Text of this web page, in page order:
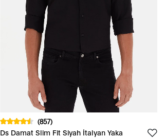
(857)
Ds Damat Slim Fit Siyah İtalyan Yaka